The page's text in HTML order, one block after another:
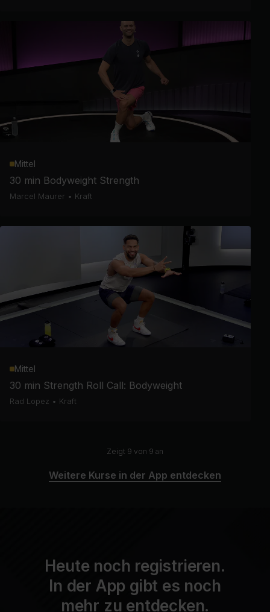
Mittel
30 min Bodyweight Strength
Marcel Maurer • Kraft
Mittel
30 min Strength Roll Call: Bodyweight
Rad Lopez • Kraft
Zeigt 9 von 9 an
Weitere Kurse in der App entdecken
Heute noch registrieren.
In der App gibt es noch
mehr zu entdecken.